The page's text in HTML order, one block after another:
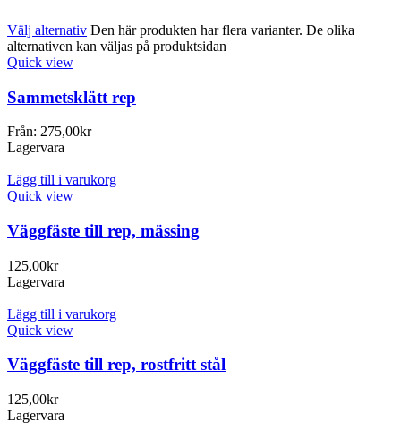
Välj alternativ Den här produkten har flera varianter. De olika
alternativen kan väljas på produktsidan
Quick view
Sammetsklätt rep
Från: 275,00kr
Lagervara
Lägg till i varukorg
Quick view
Väggfäste till rep, mässing
125,00kr
Lagervara
Lägg till i varukorg
Quick view
Väggfäste till rep, rostfritt stål
125,00kr
Lagervara